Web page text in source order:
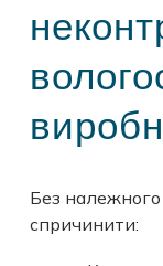
Без
спричинити: